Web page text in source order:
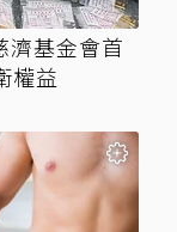
濟基金會首
權益